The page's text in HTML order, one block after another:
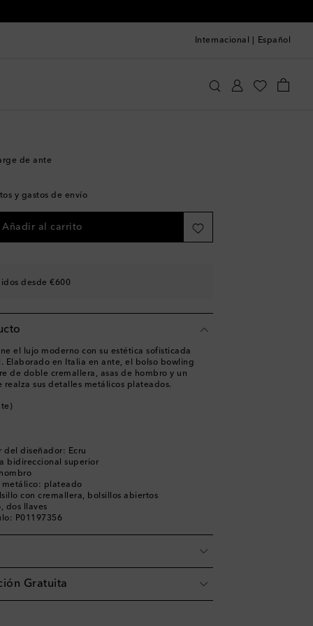
Internacional Español
de ante
y gastos de envío
Añadir al carrito
desde €600
el lujo moderno con su estética sofisticada
Elaborado en Italia en ante, el bolso bowling
de doble cremallera, asas de hombro y un
realza sus detalles metálicos plateados.
del diseñador: Ecru
bidireccional superior
plateado
con cremallera, bolsillos abiertos
dos llaves
P01197356
Gratuita